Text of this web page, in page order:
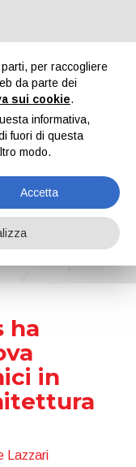
ha
in
Lazzari
per raccogliere
da parte dei
sui cookie.
informativa,
fuori di questa
modo.
Accetta